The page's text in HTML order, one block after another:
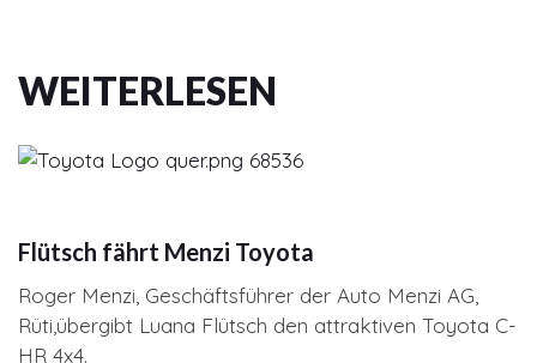
WEITERLESEN
Flütsch fährt Menzi Toyota
Roger Menzi, Geschäftsführer der Auto Menzi AG,
Rüti,übergibt Luana Flütsch den attraktiven Toyota C-
HR 4x4.